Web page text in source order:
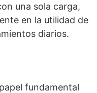
una sola carga,
en la utilidad de
diarios.
fundamental